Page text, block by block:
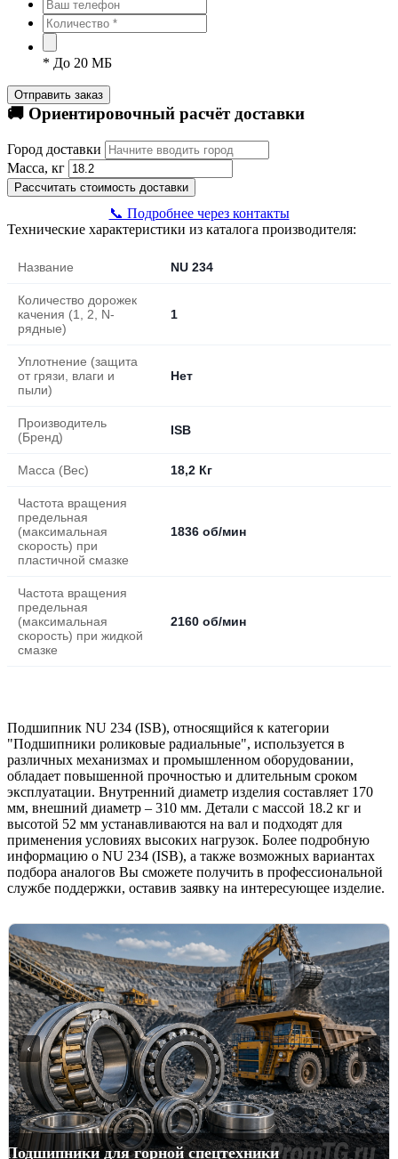
* До 20 МБ
Отправить заказ
🚚 Ориентировочный расчёт доставки
Город доставки
Масса, кг
Рассчитать стоимость доставки
📞 Подробнее через контакты
Технические характеристики из каталога производителя:
Название NU 234
Количество дорожек
качения (1, 2, N-
рядные)
1
Уплотнение (защита
от грязи, влаги и
пыли)
Нет
Производитель
(Бренд)
ISB
Масса (Вес) 18,2 Кг
Частота вращения
предельная
(максимальная
скорость) при
пластичной смазке
1836 об/мин
Частота вращения
предельная
(максимальная
скорость) при жидкой
смазке
2160 об/мин
Подшипник NU 234 (ISB), относящийся к категории
"Подшипники роликовые радиальные", используется в
различных механизмах и промышленном оборудовании,
обладает повышенной прочностью и длительным сроком
эксплуатации. Внутренний диаметр изделия составляет 170
мм, внешний диаметр – 310 мм. Детали с массой 18.2 кг и
высотой 52 мм устанавливаются на вал и подходят для
применения условиях высоких нагрузок. Более подробную
информацию о NU 234 (ISB), а также возможных вариантах
подбора аналогов Вы сможете получить в профессиональной
службе поддержки, оставив заявку на интересующее изделие.
подшипниковая компания
‹ ›